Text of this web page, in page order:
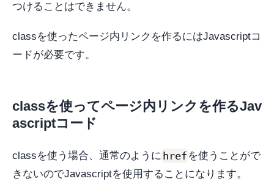
つけることはできません。
classを使ったページ内リンクを作るにはJavascriptコ
ードが必要です。
classを使ってページ内リンクを作るJav
ascriptコード
classを使う場合、通常のように href を使うことがで
きないのでJavascriptを使用することになります。